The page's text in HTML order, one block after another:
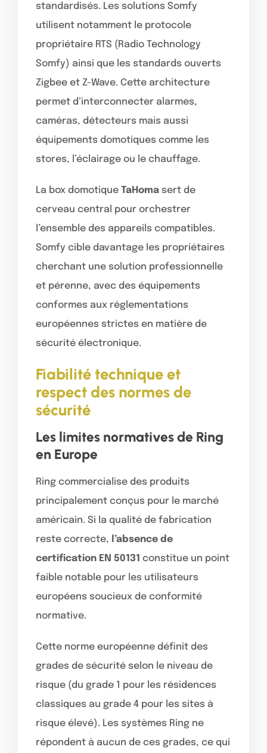
standardisés. Les solutions Somfy
utilisent notamment le protocole
propriétaire RTS (Radio Technology
Somfy) ainsi que les standards ouverts
Zigbee et Z-Wave. Cette architecture
permet d’interconnecter alarmes,
caméras, détecteurs mais aussi
équipements domotiques comme les
stores, l’éclairage ou le chauffage.
La box domotique TaHoma sert de
cerveau central pour orchestrer
l’ensemble des appareils compatibles.
Somfy cible davantage les propriétaires
cherchant une solution professionnelle
et pérenne, avec des équipements
conformes aux réglementations
européennes strictes en matière de
sécurité électronique.
Fiabilité technique et
respect des normes de
sécurité
Les limites normatives de Ring
en Europe
Ring commercialise des produits
principalement conçus pour le marché
américain. Si la qualité de fabrication
reste correcte, l’absence de
certification EN 50131 constitue un point
faible notable pour les utilisateurs
européens soucieux de conformité
normative.
Cette norme européenne définit des
grades de sécurité selon le niveau de
risque (du grade 1 pour les résidences
classiques au grade 4 pour les sites à
risque élevé). Les systèmes Ring ne
répondent à aucun de ces grades, ce qui